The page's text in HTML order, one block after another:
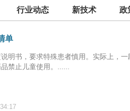
行业动态 新技术 政
单
明书，要求特殊患者慎用。实际上，
禁止儿童使用。......